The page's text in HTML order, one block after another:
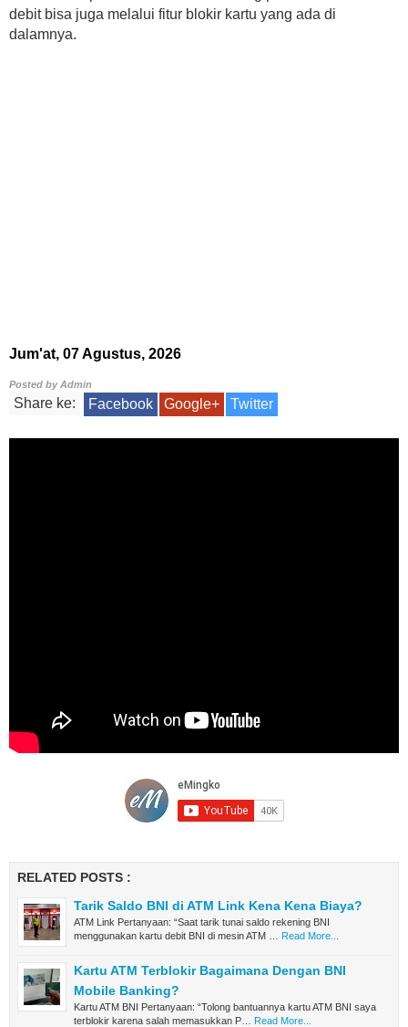
debit bisa juga melalui fitur blokir kartu yang ada di
dalamnya.
Jum'at, 07 Agustus, 2026
Posted byAdmin
Share ke: Facebook Google+ Twitter
RELATED POSTS :
Tarik Saldo BNI di ATM Link Kena Kena Biaya?
ATM Link Pertanyaan: “Saat tarik tunai saldo rekening BNI
menggunakan kartu debit BNI di mesin ATM …
Read More...
Kartu ATM Terblokir Bagaimana Dengan BNI
Mobile Banking?
Kartu ATM BNI Pertanyaan: “Tolong bantuannya kartu ATM BNI saya
terblokir karena salah memasukkan P…
Read More...